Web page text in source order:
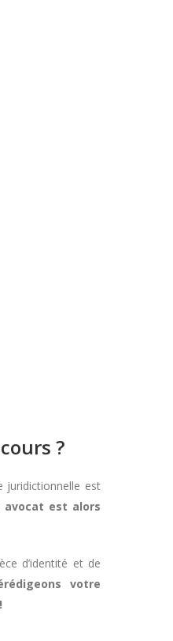
?
juridictionnelle est
avocat est alors
d’identité et de
votre